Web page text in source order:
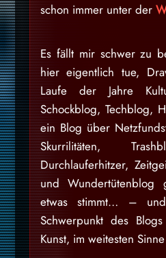
schon immer unter der
Es fällt mir schwer zu
hier eigentlich tue,
Laufe der Jahre
Schockblog, Techblog,
ein Blog über
Skurrilitäten,
Durchlauferhitzer,
und Wundertütenblog
etwas stimmt… –
Schwerpunkt des
Kunst, im weitesten